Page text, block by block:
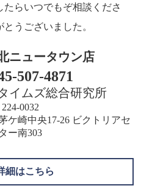
らいつでもぞ相談くださ
うございました。
ニュータウン店
507-4871
イムズ総合研究所
0032
ケ崎中央17-26 ビクトリアセ
ー南303
細はこちら